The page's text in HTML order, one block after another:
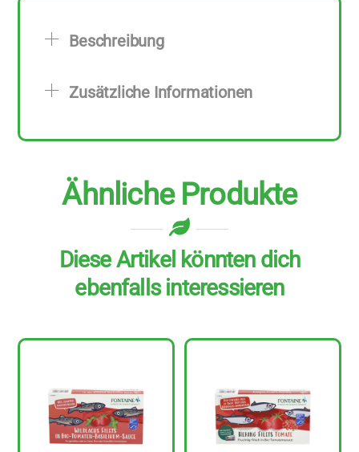
Stück
Beschreibung
Zusätzliche Informationen
Ähnliche Produkte
Diese Artikel könnten dich
ebenfalls interessieren